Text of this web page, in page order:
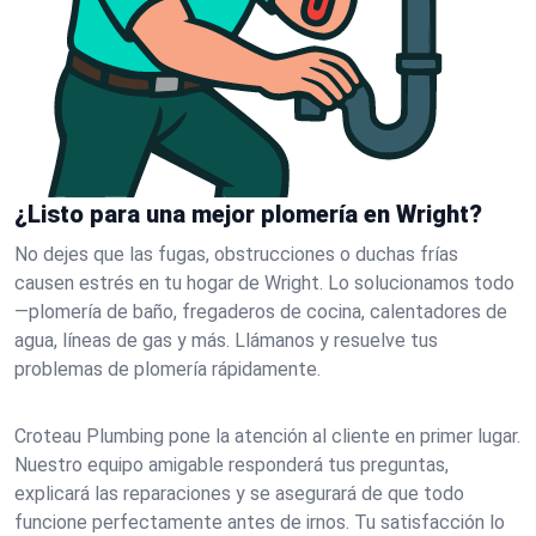
¿Listo para una mejor plomería en Wright?
No dejes que las fugas, obstrucciones o duchas frías
causen estrés en tu hogar de Wright. Lo solucionamos todo
—plomería de baño, fregaderos de cocina, calentadores de
agua, líneas de gas y más. Llámanos y resuelve tus
problemas de plomería rápidamente.
Croteau Plumbing pone la atención al cliente en primer lugar.
Nuestro equipo amigable responderá tus preguntas,
explicará las reparaciones y se asegurará de que todo
funcione perfectamente antes de irnos. Tu satisfacción lo